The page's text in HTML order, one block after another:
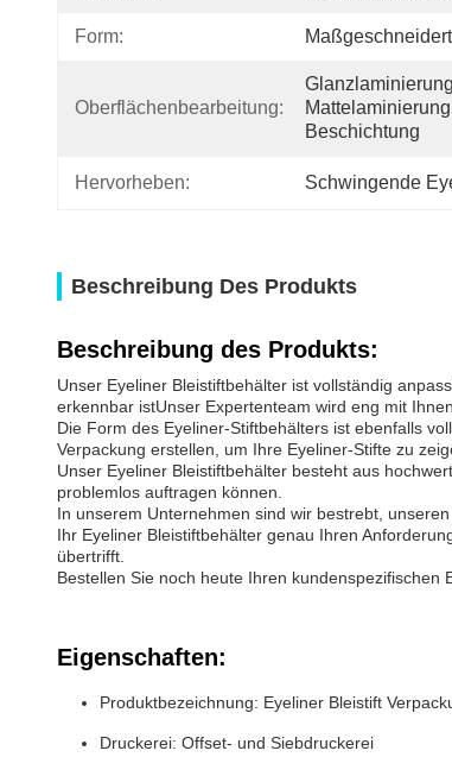
Form: Maßgeschneidert
Oberflächenbearbeitung:
Beschichtung
Hervorheben: Schwingende
Beschreibung Des Produkts
Beschreibung des Produkts:
Unser Eyeliner Bleistiftbehälter ist vollständig
erkennbar istUnser Expertenteam wird eng mit
Die Form des Eyeliner-Stiftbehälters ist ebenfalls
Verpackung erstellen, um Ihre Eyeliner-Stifte zu
Unser Eyeliner Bleistiftbehälter besteht aus
problemlos auftragen können.
In unserem Unternehmen sind wir bestrebt,
Ihr Eyeliner Bleistiftbehälter genau Ihren
übertrifft.
Bestellen Sie noch heute Ihren kundenspezifischen
Eigenschaften:
Produktbezeichnung: Eyeliner Bleistift
Druckerei: Offset- und Siebdruckerei